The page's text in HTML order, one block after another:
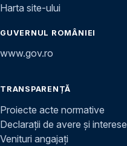
Harta site-ului
GUVERNUL ROMÂNIEI
www.gov.ro
TRANSPARENȚĂ
Proiecte acte normative
Declarații de avere și interese
Venituri angajați